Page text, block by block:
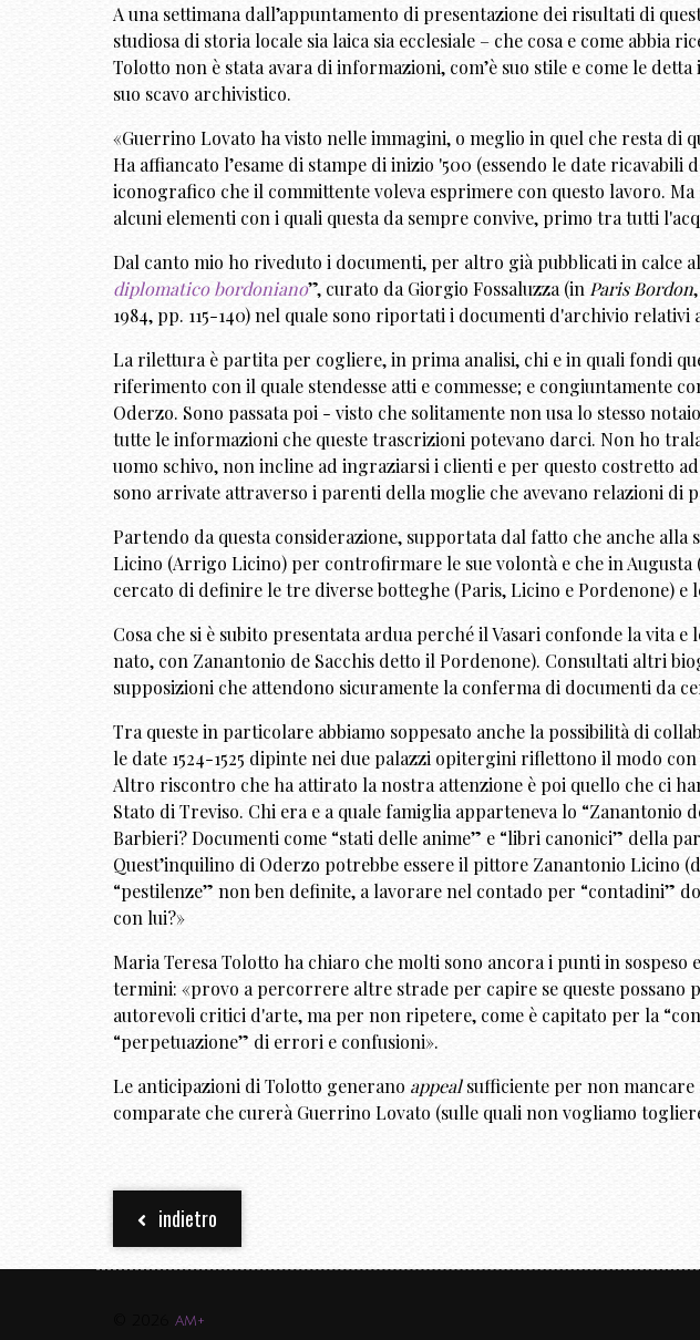
A una settimana dall’appuntamento di presentazione dei risultati di
studiosa di storia locale sia laica sia ecclesiale – che cosa e come abbia
Tolotto non è stata avara di informazioni, com’è suo stile e come le
suo scavo archivistico.
«Guerrino Lovato ha visto nelle immagini, o meglio in quel che resta di
Ha affiancato l’esame di stampe di inizio '500 (essendo le date
iconografico che il committente voleva esprimere con questo lavoro.
alcuni elementi con i quali questa da sempre convive, primo tra tutti
Dal canto mio ho riveduto i documenti, per altro già pubblicati in calce
diplomaticobordoniano”, curato da Giorgio Fossaluzza (in Paris Bordon
1984, pp. 115-140) nel quale sono riportati i documenti d'archivio
La rilettura è partita per cogliere, in prima analisi, chi e in quali fondi
riferimento con il quale stendesse atti e commesse; e congiuntamente
Oderzo. Sono passata poi - visto che solitamente non usa lo stesso
tutte le informazioni che queste trascrizioni potevano darci. Non ho
uomo schivo, non incline ad ingraziarsi i clienti e per questo costretto
sono arrivate attraverso i parenti della moglie che avevano relazioni di
Partendo da questa considerazione, supportata dal fatto che anche
Licino (Arrigo Licino) per controfirmare le sue volontà e che in Augusta
cercato di definire le tre diverse botteghe (Paris, Licino e Pordenone)
Cosa che si è subito presentata ardua perché il Vasari confonde la vita
nato, con Zanantonio de Sacchis detto il Pordenone). Consultati altri
supposizioni che attendono sicuramente la conferma di documenti da
Tra queste in particolare abbiamo soppesato anche la possibilità di
le date 1524-1525 dipinte nei due palazzi opitergini riflettono il modo
Altro riscontro che ha attirato la nostra attenzione è poi quello che ci
Stato di Treviso. Chi era e a quale famiglia apparteneva lo
Barbieri? Documenti come “stati delle anime” e “libri canonici” della
Quest’inquilino di Oderzo potrebbe essere il pittore Zanantonio Licino
“pestilenze” non ben definite, a lavorare nel contado per “contadini”
con lui?»
Maria Teresa Tolotto ha chiaro che molti sono ancora i punti in
termini: «provo a percorrere altre strade per capire se queste possano
autorevoli critici d'arte, ma per non ripetere, come è capitato per la
“perpetuazione” di errori e confusioni».
Le anticipazioni di Tolotto generano appealsufficiente per non mancare
comparate che curerà Guerrino Lovato (sulle quali non vogliamo
indietro
am+